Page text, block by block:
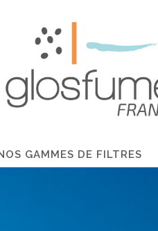
GAMMES DE FILTRES